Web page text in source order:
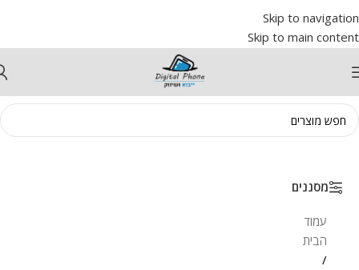
Skip to navigation
Skip to main content
מסננים
עמוד
הבית
/